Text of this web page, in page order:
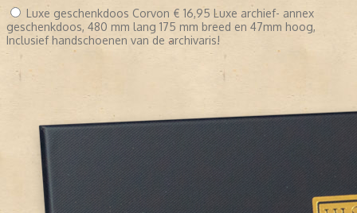
Luxe geschenkdoos Corvon € 16,95 Luxe archief- annex
geschenkdoos, 480 mm lang 175 mm breed en 47mm hoog,
Inclusief handschoenen van de archivaris!